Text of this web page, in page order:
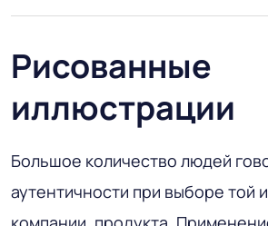
Рисованные
иллюстрации
Большое количество людей
аутентичности при выборе той